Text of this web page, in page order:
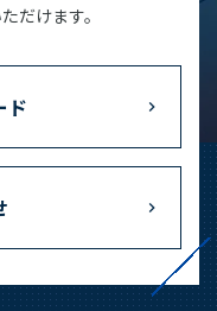
だけます。
ド